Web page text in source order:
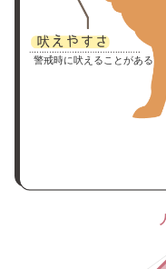
警戒時に吠えることがある